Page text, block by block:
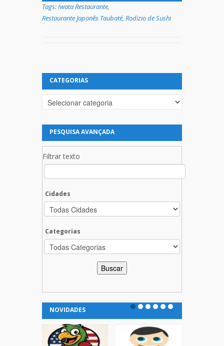
Tags:Iwata Restaurante,
Restaurante Japonês Taubaté, Rodizio de Sushi
CATEGORIAS
Categorias
PESQUISA AVANÇADA
Filtrar texto
Cidades
Categorias
NOVIDADES